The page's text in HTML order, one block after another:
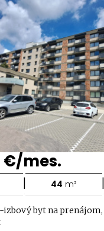
€/mes.
| 44 m² |
byt na prenájom,